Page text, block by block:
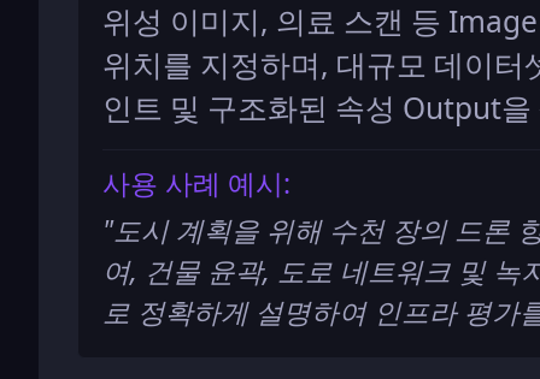
위성 이미지, 의료 스캔 등
위치를 지정하며, 대규모 데이
인트 및 구조화된 속성 Output
사용 사례 예시:
"도시 계획을 위해 수천 장의 드론
여, 건물 윤곽, 도로 네트워크 및 녹
로 정확하게 설명하여 인프라 평가